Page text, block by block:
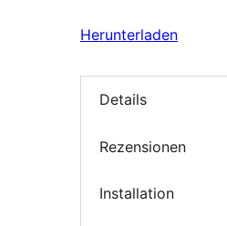
Herunterladen
Details
Rezensionen
Installation